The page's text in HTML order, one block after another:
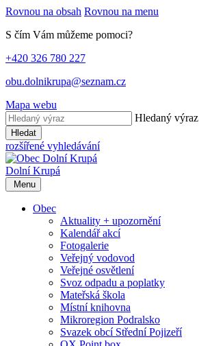
Rovnou na obsah Rovnou na menu
S čím Vám můžeme pomoci?
+420 326 780 227
obu.dolnikrupa@seznam.cz
Mapa webu
Hledaný výraz
Hledat
rozšířené vyhledávání
Dolní Krupá
Menu
Obec
Aktuality + upozornění
Kalendář akcí
Fotogalerie
Veřejný vodovod
Veřejné osvětlení
Svoz odpadu a poplatky
Mateřská škola
Místní knihovna
Mikroregion Podralsko
Svazek obcí Střední Pojizeří